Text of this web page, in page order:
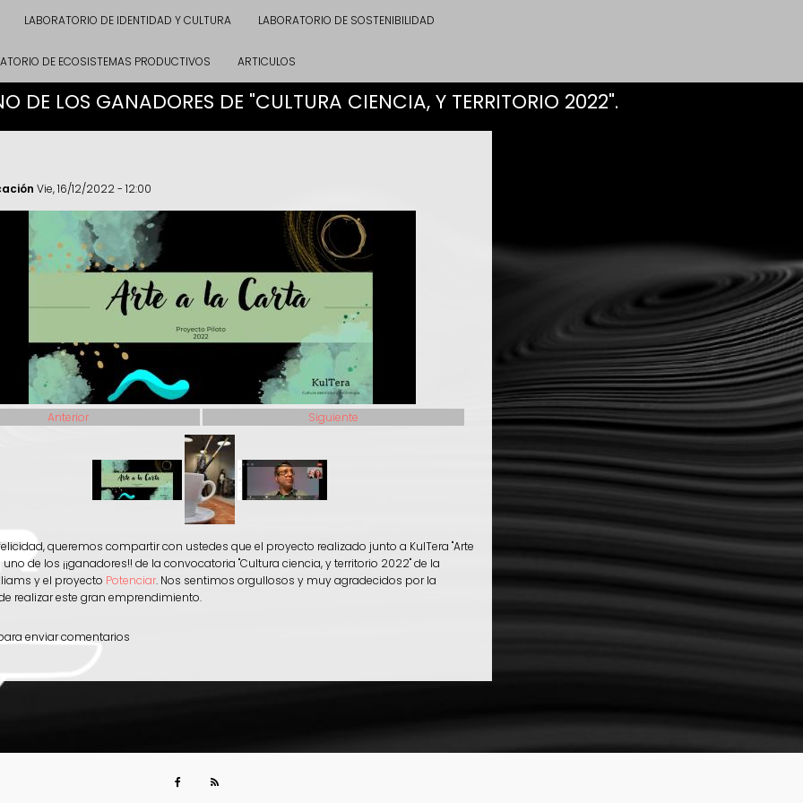
LABORATORIO DE IDENTIDAD Y CULTURA LABORATORIO DE SOSTENIBILIDAD
DE ECOSISTEMAS PRODUCTIVOS ARTICULOS
DE LOS GANADORES DE "CULTURA CIENCIA, Y TERRITORIO 2022".
Vie, 16/12/2022 - 12:00
Anterior Siguiente
queremos compartir con ustedes que el proyecto realizado junto a KulTera "Arte
uno de los ¡¡ganadores!! de la convocatoria "Cultura ciencia, y territorio 2022" de la
y el proyecto Potenciar. Nos sentimos orgullosos y muy agradecidos por la
realizar este gran emprendimiento.
enviar comentarios